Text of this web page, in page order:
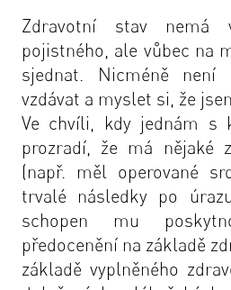
Zdravotní stav
pojistného, ale vůbec na
sjednat. Nicméně není
vzdávat a myslet si, že
Ve chvíli, kdy jednám s
prozradí, že má nějaké
(např. měl operované
trvalé následky po
schopen mu
předocenění na základě
základě vyplněného